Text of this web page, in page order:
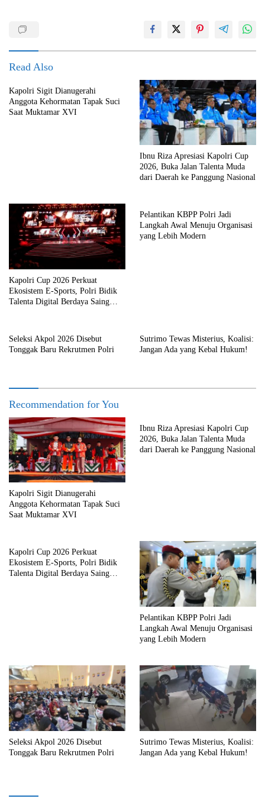
Read Also
Kapolri Sigit Dianugerahi
Anggota Kehormatan Tapak Suci
Saat Muktamar XVI
Ibnu Riza Apresiasi Kapolri Cup
2026, Buka Jalan Talenta Muda
dari Daerah ke Panggung Nasional
Kapolri Cup 2026 Perkuat
Ekosistem E-Sports, Polri Bidik
Talenta Digital Berdaya Saing
Pelantikan KBPP Polri Jadi
Langkah Awal Menuju Organisasi
yang Lebih Modern
Seleksi Akpol 2026 Disebut
Tonggak Baru Rekrutmen Polri
Sutrimo Tewas Misterius, Koalisi:
Jangan Ada yang Kebal Hukum!
Recommendation for You
Kapolri Sigit Dianugerahi
Anggota Kehormatan Tapak Suci
Saat Muktamar XVI
Ibnu Riza Apresiasi Kapolri Cup
2026, Buka Jalan Talenta Muda
dari Daerah ke Panggung Nasional
Kapolri Cup 2026 Perkuat
Ekosistem E-Sports, Polri Bidik
Talenta Digital Berdaya Saing
Pelantikan KBPP Polri Jadi
Langkah Awal Menuju Organisasi
yang Lebih Modern
Seleksi Akpol 2026 Disebut
Tonggak Baru Rekrutmen Polri
Sutrimo Tewas Misterius, Koalisi:
Jangan Ada yang Kebal Hukum!